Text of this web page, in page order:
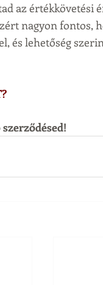
az értékkövetési
nagyon fontos,
és lehetőség